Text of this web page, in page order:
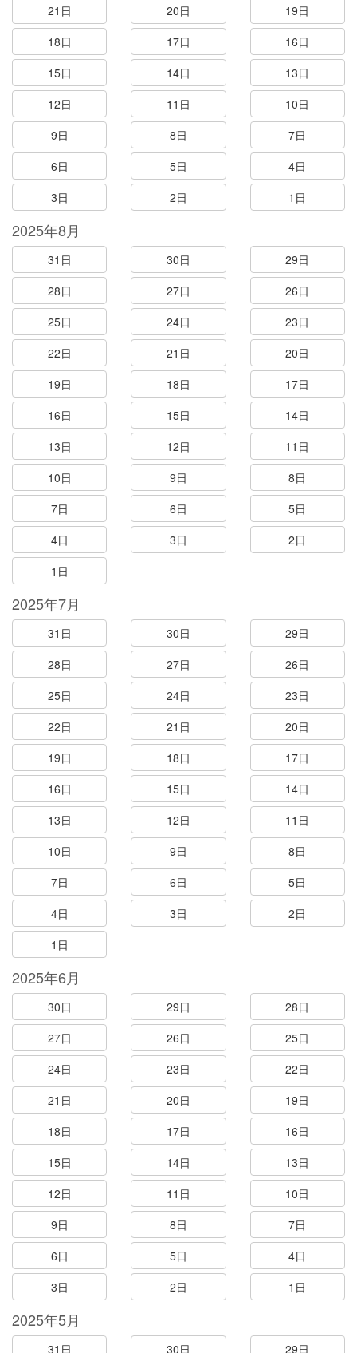
21日
20日
19日
18日
17日
16日
15日
14日
13日
12日
11日
10日
9日
8日
7日
6日
5日
4日
3日
2日 1日
2025年8月
31日 30日
29日
28日
27日
26日
25日
24日
23日
22日
21日
20日
19日
18日
17日
16日
15日
14日
13日
12日
11日
10日
9日
8日
7日
6日
5日
4日
3日
2日
1日
2025年7月
31日 30日
29日
28日
27日
26日
25日
24日
23日
22日
21日
20日
19日
18日
17日
16日
15日
14日
13日
12日
11日
10日
9日
8日
7日
6日
5日
4日
3日
2日
1日
2025年6月
30日 29日
28日
27日
26日
25日
24日
23日
22日
21日
20日
19日
18日
17日
16日
15日
14日
13日
12日
11日
10日
9日
8日
7日
6日
5日
4日
3日
2日 1日
2025年5月
31日 30日 29日